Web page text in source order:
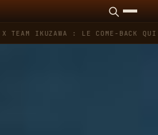
TEAM IKUZAWA : LE COME-BACK QUI